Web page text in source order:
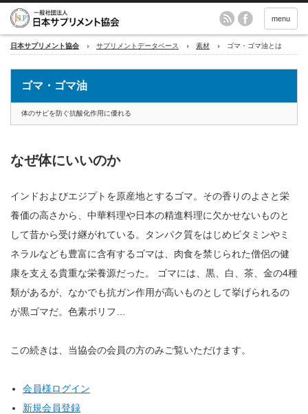
menu
日本サプリメント協会 サプリメントデータベース 素材 ゴマ・ゴマ油とは
ゴマ・ゴマ油
体のサビを防ぐ抗酸化作用に優れる
なぜ体にいいのか
インドおよびエジプトを原産地とするゴマ。その香りのよさと栄
養価の高さから、中華料理や日本の精進料理に欠かせないものと
して昔から受け継がれている。タンパク質をはじめビタミンやミ
ネラルなども豊富に含有するゴマは、肉食を禁じられた僧侶の健
康を支える貴重な栄養源だった。 ゴマには、黒、白、茶、金の4種
類があるが、なかでも抗ガン作用が高いものとして挙げられるの
が黒ゴマだ。色素ポリフ…
この続きは、当協会の会員の方のみご覧いただけます。
会員様ログイン
新規会員登録